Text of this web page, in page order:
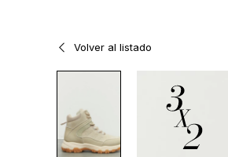
Volver al listado